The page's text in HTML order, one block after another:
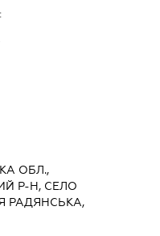
ОБЛ.,
Р-Н, СЕЛО
РАДЯНСЬКА,